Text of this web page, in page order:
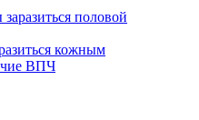
половой
кожным
ВПЧ